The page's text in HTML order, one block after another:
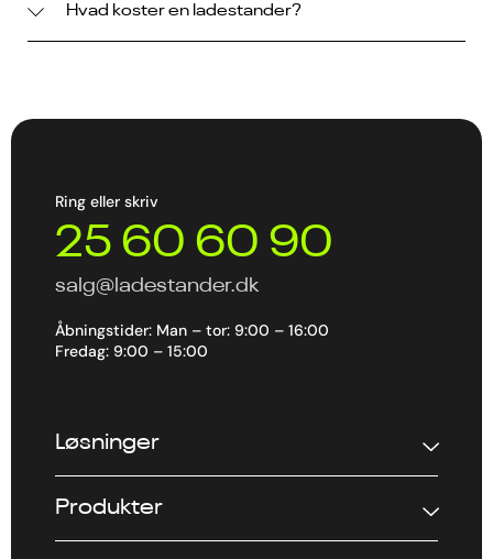
Hvad koster en ladestander?
Ring eller skriv
25 60 60 90
salg@ladestander.dk
Åbningstider: Man – tor: 9:00 – 16:00
Fredag: 9:00 – 15:00
Løsninger
Produkter